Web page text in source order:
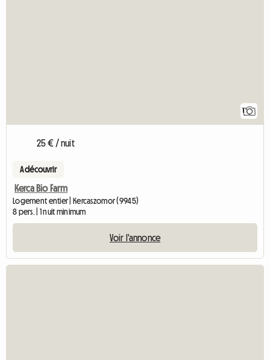
25 € / nuit
A découvrir
Kerca Bio Farm
Logement entier | Kercaszomor (9945)
8 pers. | 1 nuit minimum
Voir l'annonce